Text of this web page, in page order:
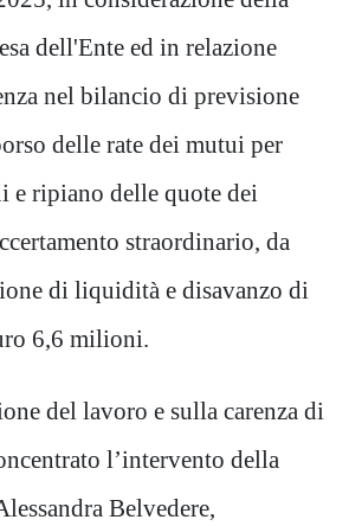
dell'Ente ed in relazione
nel bilancio di previsione
delle rate dei mutui per
e ripiano delle quote dei
straordinario, da
di liquidità e disavanzo di
6,6 milioni.
del lavoro e sulla carenza di
l’intervento della
Belvedere,